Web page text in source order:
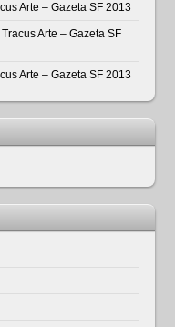
Arte – Gazeta SF 2013
Arte – Gazeta SF
Arte – Gazeta SF 2013